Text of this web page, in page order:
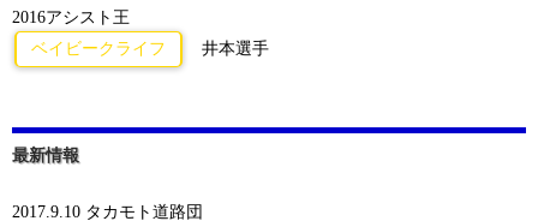
2016アシスト王
ベイビークライフ
井本選手
最新情報
2017.9.10 タカモト道路団